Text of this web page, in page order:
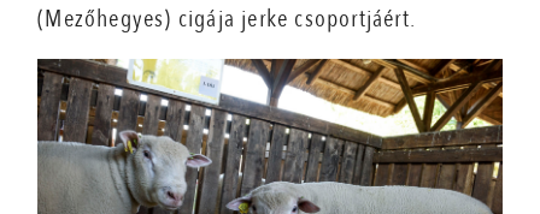
(Mezőhegyes) cigája jerke csoportjáért.